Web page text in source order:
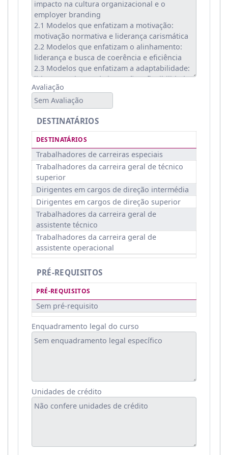
Avaliação
Sem Avaliação
DESTINATÁRIOS
DESTINATÁRIOS
Trabalhadores de carreiras especiais
Trabalhadores da carreira geral de técnico
superior
Dirigentes em cargos de direção intermédia
Dirigentes em cargos de direção superior
Trabalhadores da carreira geral de
assistente técnico
Trabalhadores da carreira geral de
assistente operacional
PRÉ-REQUISITOS
PRÉ-REQUISITOS
Sem pré-requisito
Enquadramento legal do curso
Unidades de crédito